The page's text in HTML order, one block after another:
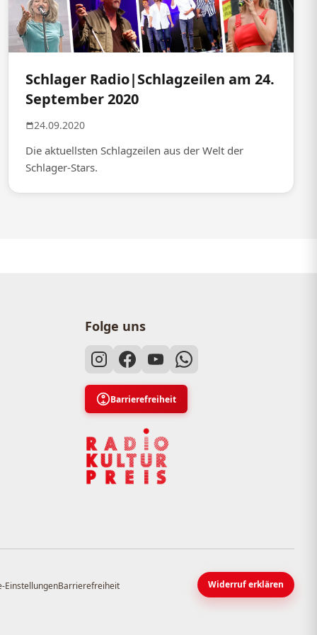
Schlager Radio|Schlagzeilen am 24.
September 2020
24.09.2020
Die aktuellsten Schlagzeilen aus der Welt der
Schlager-Stars.
Folge uns
Barrierefreiheit
EinstellungenBarrierefreiheit Widerruf erklären